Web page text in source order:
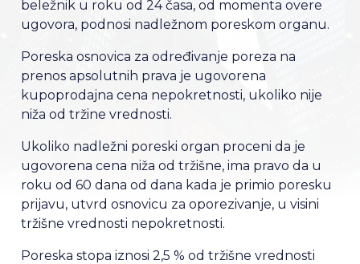
beležnik u roku od 24 časa, od momenta overe
ugovora, podnosi nadležnom poreskom organu.
Poreska osnovica za određivanje poreza na
prenos apsolutnih prava je ugovorena
kupoprodajna cena nepokretnosti, ukoliko nije
niža od tržine vrednosti.
Ukoliko nadležni poreski organ proceni da je
ugovorena cena niža od tržišne, ima pravo da u
roku od 60 dana od dana kada je primio poresku
prijavu, utvrd osnovicu za oporezivanje, u visini
tržišne vrednosti nepokretnosti.
Poreska stopa iznosi 2,5 % od tržišne vrednosti